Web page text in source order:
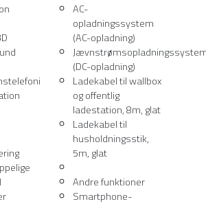
AC-
opladningssystem
(AC-opladning)
(DC-opladning)
Ladekabel til wallbox
og offentlig
ladestation, 8m, glat
Ladekabel til
husholdningsstik,
5m, glat
Andre funktioner
Smartphone-